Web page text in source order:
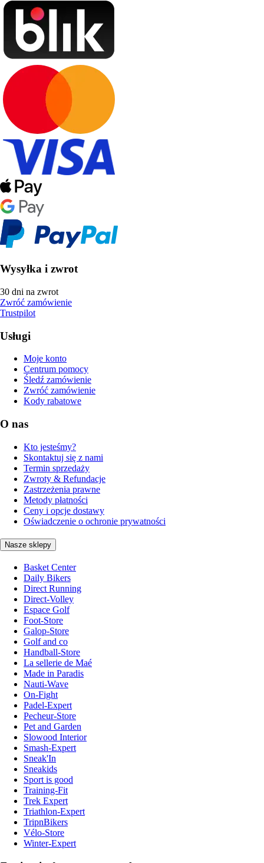
Wysyłka i zwrot
30 dni na zwrot
Zwróć zamówienie
Trustpilot
Usługi
Moje konto
Centrum pomocy
Śledź zamówienie
Zwróć zamówienie
Kody rabatowe
O nas
Kto jesteśmy?
Skontaktuj się z nami
Termin sprzedaży
Zwroty & Refundacje
Zastrzeżenia prawne
Metody płatności
Ceny i opcje dostawy
Oświadczenie o ochronie prywatności
Nasze sklepy
Basket Center
Daily Bikers
Direct Running
Direct-Volley
Espace Golf
Foot-Store
Galop-Store
Golf and co
Handball-Store
La sellerie de Maé
Made in Paradis
Nauti-Wave
On-Fight
Padel-Expert
Pecheur-Store
Pet and Garden
Slowood Interior
Smash-Expert
Sneak'In
Sneakids
Sport is good
Training-Fit
Trek Expert
Triathlon-Expert
TripnBikers
Vélo-Store
Winter-Expert